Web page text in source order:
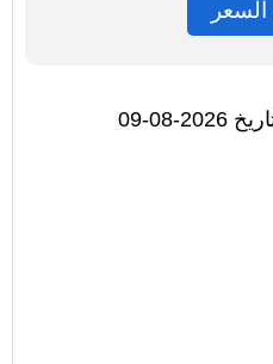
09